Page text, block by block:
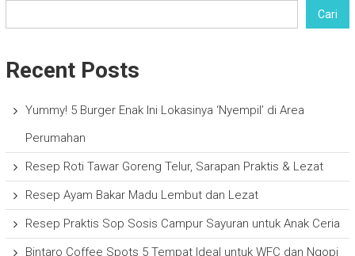
Cari
Recent Posts
Yummy! 5 Burger Enak Ini Lokasinya ‘Nyempil’ di Area
Perumahan
Resep Roti Tawar Goreng Telur, Sarapan Praktis & Lezat
Resep Ayam Bakar Madu Lembut dan Lezat
Resep Praktis Sop Sosis Campur Sayuran untuk Anak Ceria
Bintaro Coffee Spots 5 Tempat Ideal untuk WFC dan Ngopi